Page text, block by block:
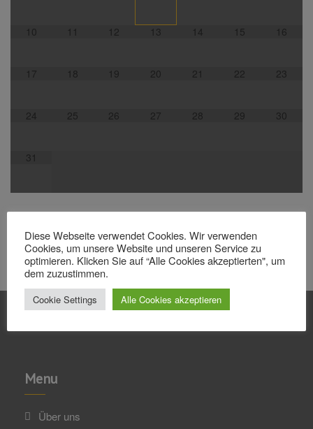
10 11 12 13 14 15 16
17 18 19 20 21 22 23
24 25 26 27 28 29 30
31
Menu
Über uns
Diese Webseite verwendet Cookies. Wir verwenden
Cookies, um unsere Website und unseren Service zu
optimieren. Klicken Sie auf “Alle Cookies akzeptierten", um
dem zuzustimmen.
Cookie Settings Alle Cookies akzeptieren